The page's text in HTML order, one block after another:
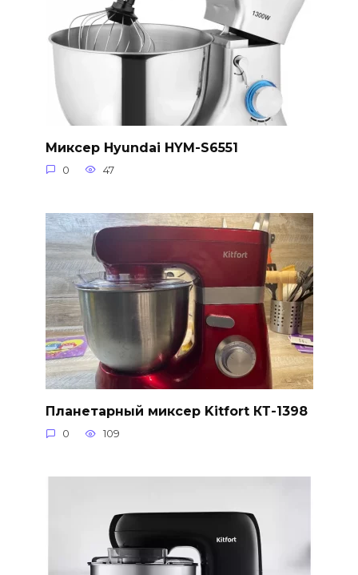
Миксер Hyundai HYM-S6551
0 47
Планетарный миксер Kitfort КТ-1398
0 109